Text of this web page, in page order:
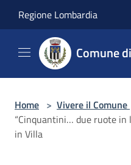
Regione Lombardia
Comune
Home > Vivere il Comune
“Cinquantini… due ruote in
in Villa